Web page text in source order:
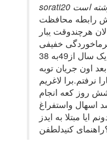
رابطه محافظت
هرچندوقت یبار
خفیفی
میگیرم.وزنمم تواین یک سال از49به 38
اون جریان توبه
نرفتم.برا لاغریم
رزیم داد من5شش روز کعه انجام
اسهال واستفراغ
ایا مبتلا به ایدز
کنیدلطفن